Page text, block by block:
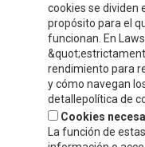
cookies se dividen
propósito para el
funcionan. En
rendimiento para
y cómo navegan
detallepolítica de
Cookies
La función de
Compre y Compare
Polígono Tejerías Sur,
26500 - Calahorra (La
+34 941 132
info@celorrio.com